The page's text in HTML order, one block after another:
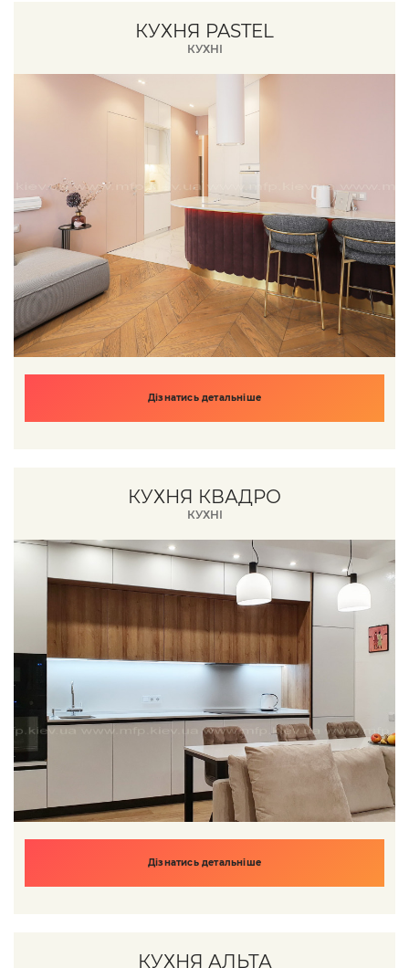
КУХНЯ PASTEL
КУХНІ
Дізнатись детальніше
КУХНЯ КВАДРО
КУХНІ
Дізнатись детальніше
КУХНЯ АЛЬТА